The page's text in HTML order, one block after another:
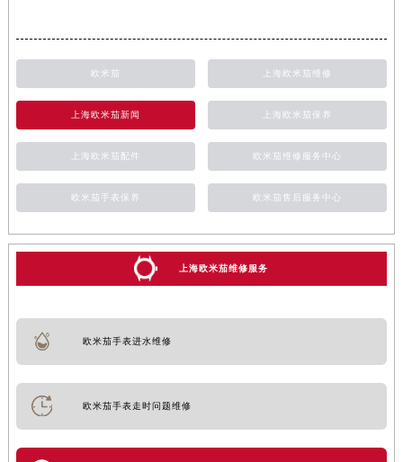
欧米茄 上海欧米茄维修
上海欧米茄新闻 上海欧米茄保养
上海欧米茄配件 欧米茄维修服务中心
欧米茄手表保养 欧米茄售后服务中心
上海欧米茄维修服务
欧米茄手表进水维修
欧米茄手表走时问题维修